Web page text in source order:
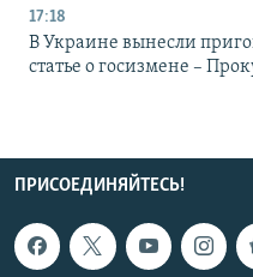
17:18
В Украине вынесли
статье о госизмене –
ПРИСОЕДИНЯЙТЕСЬ!